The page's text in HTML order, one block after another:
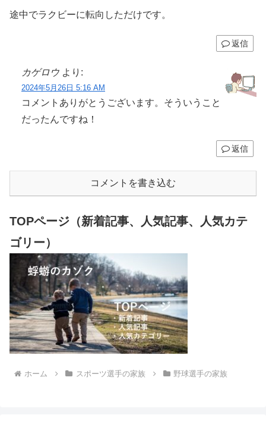
途中でラクビーに転向しただけです。
返信
カゲロウ より:
2024年5月26日 5:16 AM
コメントありがとうございます。そういうこと
だったんですね！
返信
コメントを書き込む
TOPページ（新着記事、人気記事、人気カテ
ゴリー）
ホーム スポーツ選手の家族 野球選手の家族